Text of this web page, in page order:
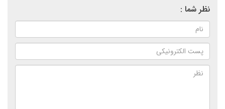
نظر شما :